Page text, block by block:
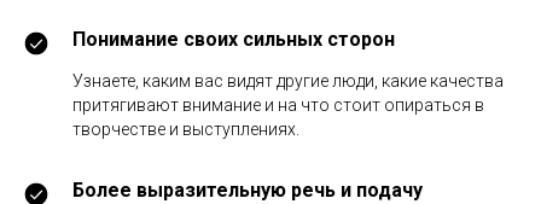
Понимание своих сильных сторон
Узнаете, каким вас видят другие люди, какие качества
притягивают внимание и на что стоит опираться в
творчестве и выступлениях.
Более выразительную речь и подачу